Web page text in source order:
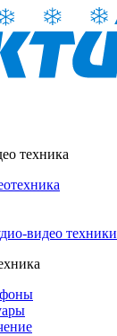
техника
видео техники